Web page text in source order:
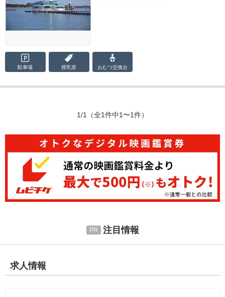
駐車場 授乳室 おむつ交換台
1/1 （全1件中1〜1件）
注目情報
求人情報